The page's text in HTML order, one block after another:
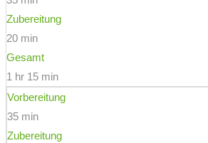
Zubereitung
20 min
Gesamt
1 hr 15 min
Vorbereitung
35 min
Zubereitung